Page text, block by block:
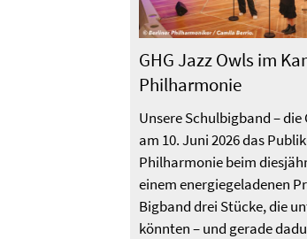
GHG Jazz Owls im
Philharmonie
Unsere Schulbigband – die
am 10. Juni 2026 das
Philharmonie beim
einem energiegeladenen
Bigband drei Stücke, die
könnten – und gerade